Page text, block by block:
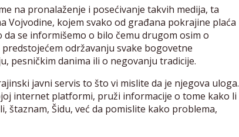
na pronalaženje i posećivanje takvih medija, ta
Vojvodine, kojem svako od građana pokrajine plaća
se informišemo o bilo čemu drugom osim o
održavanju svake bogovetne
pesničkim danima ili o negovanju tradicije.
javni servis to što vi mislite da je njegova uloga.
internet platformi, pruži informacije o tome kako li
štaznam, Šidu, već da pomislite kako problema,